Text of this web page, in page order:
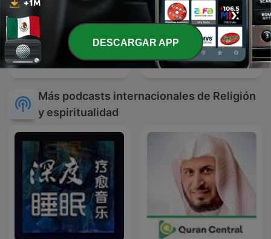
Santo Rosario La Santa Misa
Más podcasts internacionales de Religión
y espiritualidad
DESCARGAR APP